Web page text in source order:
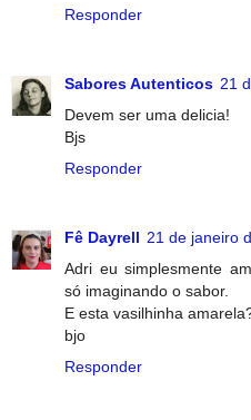
Responder
Sabores Autenticos 21
Devem ser uma delicia!
Bjs
Responder
Fê Dayrell 21 de janeiro
Adri eu simplesmente
só imaginando o sabor.
E esta vasilhinha
bjo
Responder